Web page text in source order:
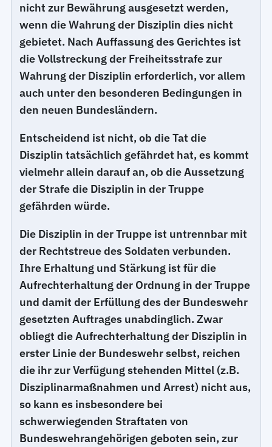
nicht zur Bewährung ausgesetzt werden,
wenn die Wahrung der Disziplin dies nicht
gebietet. Nach Auffassung des Gerichtes ist
die Vollstreckung der Freiheitsstrafe zur
Wahrung der Disziplin erforderlich, vor allem
auch unter den besonderen Bedingungen in
den neuen Bundesländern.
Entscheidend ist nicht, ob die Tat die
Disziplin tatsächlich gefährdet hat, es kommt
vielmehr allein darauf an, ob die Aussetzung
der Strafe die Disziplin in der Truppe
gefährden würde.
Die Disziplin in der Truppe ist untrennbar mit
der Rechtstreue des Soldaten verbunden.
Ihre Erhaltung und Stärkung ist für die
Aufrechterhaltung der Ordnung in der Truppe
und damit der Erfüllung des der Bundeswehr
gesetzten Auftrages unabdinglich. Zwar
obliegt die Aufrechterhaltung der Disziplin in
erster Linie der Bundeswehr selbst, reichen
die ihr zur Verfügung stehenden Mittel (z.B.
Disziplinarmaßnahmen und Arrest) nicht aus,
so kann es insbesondere bei
schwerwiegenden Straftaten von
Bundeswehrangehörigen geboten sein, zur